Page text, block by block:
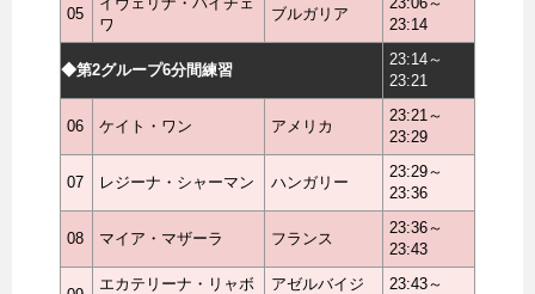
05
ワ
ブルガリア
23:14
◆第2グループ6分間練習
23:14～
23:21
06 ケイト・ワン アメリカ
23:21～
23:29
07 レジーナ・シャーマン ハンガリー
23:29～
23:36
08 マイア・マザーラ フランス
23:36～
23:43
エカテリーナ・リャボ
アゼルバイジ
23:43～